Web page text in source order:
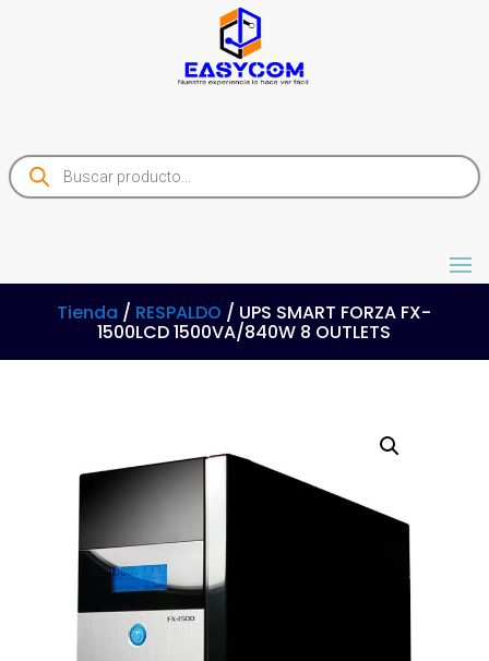
Products
search
Tienda / RESPALDO / UPS SMART FORZA FX-
1500LCD 1500VA/840W 8 OUTLETS